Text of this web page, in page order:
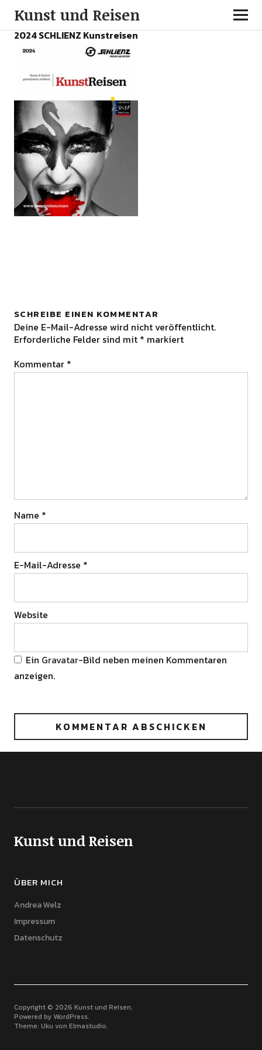
Kunst und Reisen
2024 SCHLIENZ Kunstreisen
SCHREIBE EINEN KOMMENTAR
Deine E-Mail-Adresse wird nicht veröffentlicht.
Erforderliche Felder sind mit * markiert
Kommentar *
Name *
E-Mail-Adresse *
Website
Ein Gravatar-Bild neben meinen Kommentaren
anzeigen.
Kunst und Reisen
ÜBER MICH
Andrea Welz
Impressum
Datenschutz
Copyright © 2026 Kunst und Reisen
Powered by WordPress
Theme: Uku von Elmastudio